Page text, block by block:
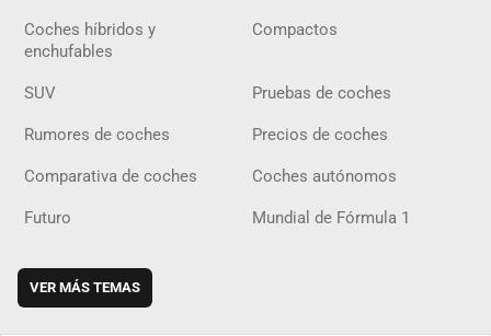
Coches híbridos y
enchufables
Compactos
SUV Pruebas de coches
Rumores de coches Precios de coches
Comparativa de coches Coches autónomos
Futuro Mundial de Fórmula 1
VER MÁS TEMAS